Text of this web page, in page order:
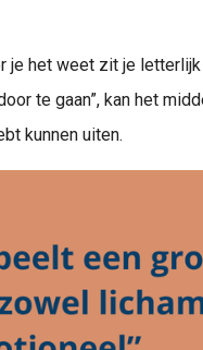
je het weet zit je
te gaan”, kan het
kunnen uiten.